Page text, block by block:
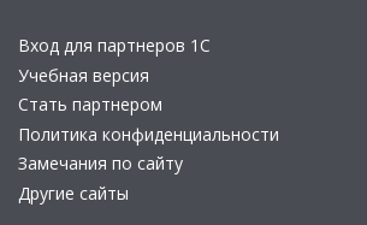
Вход для партнеров 1С
Учебная версия
Стать партнером
Политика конфиденциальности
Замечания по сайту
Другие сайты